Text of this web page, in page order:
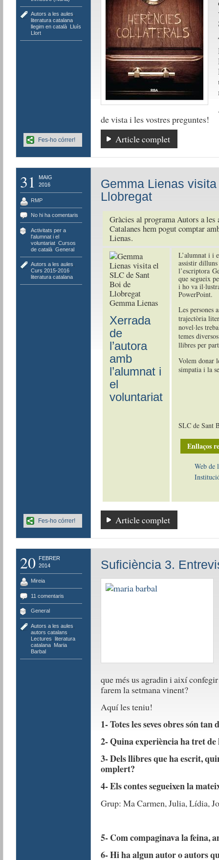
Autors a les aules
literatura catalana,
llegim en català, Lluís
Llort
de vista i les vostres preguntes!
Article complet
Fes-ho córrer!
31
MAIG
2016
RMP
No hi ha comentaris
Activitats per a
l'alumnat i el
voluntariat, Cursos
de català, General
Autors a les aules
Curs 2015-2016,
literatura catalana
Gemma Lienas
Llobregat
Gràcies al programa Autors a
Catalanes hem pogut comptar
Lienas.
Gemma Lienas
Xerrada
de
l’autora
amb
l’alumnat i
el
voluntariat
L’alumnat i i
assistir
l’escriptora
que segueix
i ho va
PowerPoint.
Les persones
trajectòria
novel·les
temes
llibres per
Volem donar
simpatia i la
SLC de Sant
Enllaços
Web de
Article complet
Fes-ho córrer!
20
FEBRER
2014
Mireia
11 comentaris
General
Autors a les aules
autors catalans
Lectures literatura
catalana, Maria
Barbal
Suficiència 3.
que més us agradin i així
farem la setmana vinent?
Aquí les teniu!
1- Totes les seves obres són
2- Quina experiència ha tret de
3- Dels llibres que ha escrit,
omplert?
4- Els contes segueixen la
Grup: Ma Carmen, Julia, Lídia,
5- Com compaginava la feina,
6- Hi ha algun autor o autors